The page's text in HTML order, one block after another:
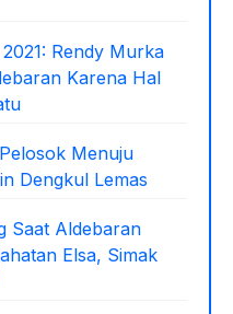
Rendy Murka
Karena Hal
Menuju
Dengkul Lemas
Saat Aldebaran
Elsa, Simak